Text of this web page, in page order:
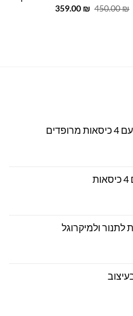
450.00₪
המחיר
359.00 ₪
המחיר
ולמיקרוגל